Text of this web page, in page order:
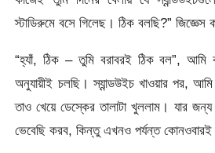
স্টাডিরুমে বসে গিলেছ। ঠিক বলছি?” জিজ্ঞেস
“হ্যাঁ, ঠিক – তুমি বরাবরই ঠিক বল”, আমি
অনুযায়ীই চলছি। স্যান্ডউইচ খাওয়ার পর,
তাও খেয়ে ডেস্কের তালাটা খুললাম। যার
ভেবেছি করব, কিন্তু এখনও পর্যন্ত কোনওবারই